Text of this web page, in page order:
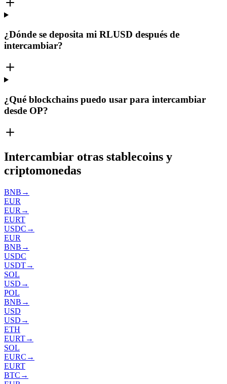
¿Dónde se deposita mi RLUSD después de
intercambiar?
¿Qué blockchains puedo usar para intercambiar
desde OP?
Intercambiar otras stablecoins y
criptomonedas
BNB →
EUR
EUR →
EURT
USDC →
EUR
BNB →
USDC
USDT→
SOL
USD →
POL
BNB →
USD
USD →
ETH
EURT→
SOL
EURC →
EURT
BTC →